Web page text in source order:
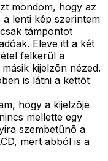
mondom, hogy az
a lenti kép szerintem
támpontot
Eleve itt a két
felkerül a
kijelzõn nézed.
is látni a kettõt
hogy a kijelzõje
mellette egy
szembetûnõ a
mert abból is a